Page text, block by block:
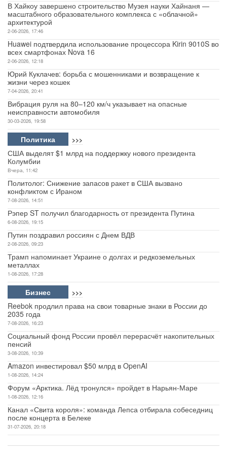
В Хайкоу завершено строительство Музея науки Хайнаня —
масштабного образовательного комплекса с «облачной»
архитектурой
2-06-2026, 17:46
Huawei подтвердила использование процессора Kirin 9010S во
всех смартфонах Nova 16
2-06-2026, 12:18
Юрий Куклачев: борьба с мошенниками и возвращение к
жизни через кошек
7-04-2026, 20:41
Вибрация руля на 80–120 км/ч указывает на опасные
неисправности автомобиля
30-03-2026, 19:58
Политика >>>
США выделят $1 млрд на поддержку нового президента
Колумбии
Вчера, 11:42
Политолог: Снижение запасов ракет в США вызвано
конфликтом с Ираном
7-08-2026, 14:51
Рэпер ST получил благодарность от президента Путина
6-08-2026, 19:15
Путин поздравил россиян с Днем ВДВ
2-08-2026, 09:23
Трамп напоминает Украине о долгах и редкоземельных
металлах
1-08-2026, 17:28
Бизнес >>>
Reebok продлил права на свои товарные знаки в России до
2035 года
7-08-2026, 16:23
Социальный фонд России провёл перерасчёт накопительных
пенсий
3-08-2026, 10:39
Amazon инвестировал $50 млрд в OpenAI
1-08-2026, 14:24
Форум «Арктика. Лёд тронулся» пройдет в Нарьян-Маре
1-08-2026, 12:16
Канал «Свита короля»: команда Лепса отбирала собеседниц
после концерта в Белеке
31-07-2026, 20:18